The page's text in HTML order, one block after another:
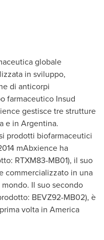
globale
in sviluppo,
di anticorpi
farmaceutico Insud
gestisce tre strutture
e in Argentina.
prodotti biofarmaceutici
mAbxience ha
RTXM83-MB01), il suo
commercializzato in una
Il suo secondo
BEVZ92-MB02), è
volta in America